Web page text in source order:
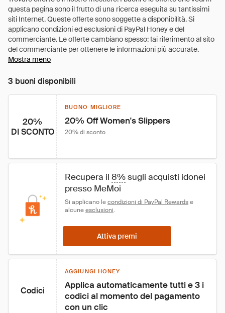
Mostra meno
3 buoni disponibili
20%
DI SCONTO
BUONO MIGLIORE
20% Off Women's Slippers
20% di sconto
Recupera il 8% sugli acquisti idonei
presso MeMoi
Si applicano le condizioni di PayPal Rewards e
alcune esclusioni.
Attiva premi
Codici
AGGIUNGI HONEY
Applica automaticamente tutti e 3 i
codici al momento del pagamento
con un clic